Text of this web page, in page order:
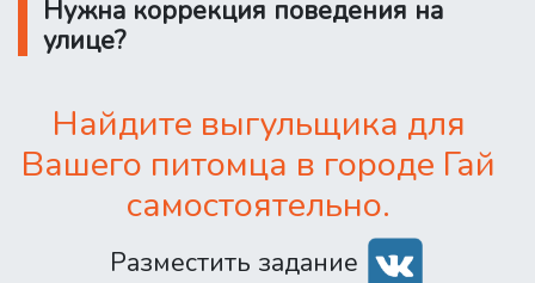
Нужна коррекция поведения на
улице?
Найдите выгульщика для
Вашего питомца в городе Гай
самостоятельно.
Разместить задание